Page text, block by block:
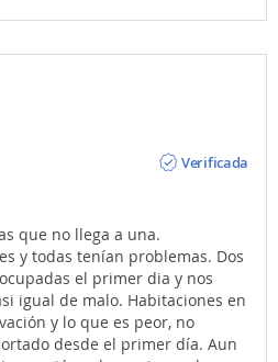
Verificada
que no llega a una.
y todas tenían problemas. Dos
el primer dia y nos
igual de malo. Habitaciones en
y lo que es peor, no
desde el primer día. Aun